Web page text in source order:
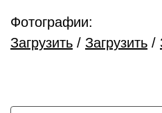
Фотографии:
Загрузить / Загрузить /